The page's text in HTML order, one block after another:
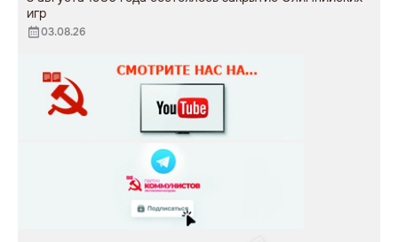
игр
03.08.26